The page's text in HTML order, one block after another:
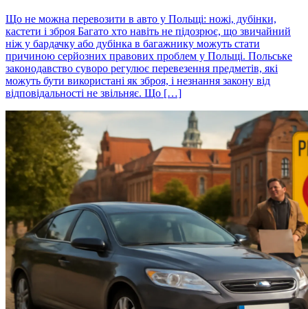
Що не можна перевозити в авто у Польщі: ножі, дубінки,
кастети і зброя Багато хто навіть не підозрює, що звичайний
ніж у бардачку або дубінка в багажнику можуть стати
причиною серйозних правових проблем у Польщі. Польське
законодавство суворо регулює перевезення предметів, які
можуть бути використані як зброя, і незнання закону від
відповідальності не звільняє. Що […]